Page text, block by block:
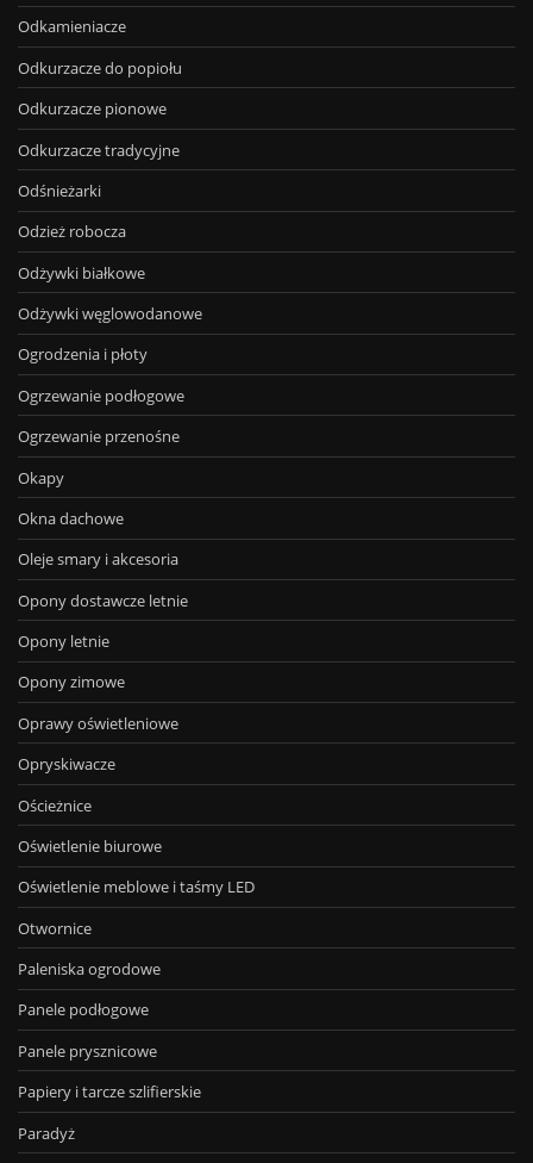
Odkamieniacze
Odkurzacze do popiołu
Odkurzacze pionowe
Odkurzacze tradycyjne
Odśnieżarki
Odzież robocza
Odżywki białkowe
Odżywki węglowodanowe
Ogrodzenia i płoty
Ogrzewanie podłogowe
Ogrzewanie przenośne
Okapy
Okna dachowe
Oleje smary i akcesoria
Opony dostawcze letnie
Opony letnie
Opony zimowe
Oprawy oświetleniowe
Opryskiwacze
Ościeżnice
Oświetlenie biurowe
Oświetlenie meblowe i taśmy LED
Otwornice
Paleniska ogrodowe
Panele podłogowe
Panele prysznicowe
Papiery i tarcze szlifierskie
Paradyż